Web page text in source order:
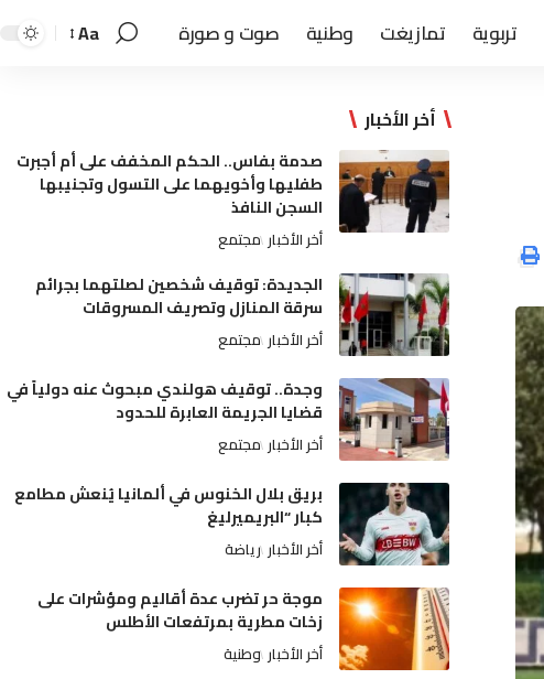
تربوية تمازيغت وطنية صوت و صورة Aa
أخر الأخبار
صدمة بفاس.. الحكم المخفف على أم أجبرت
طفليها وأخويهما على التسول وتجنيبها
السجن النافذ
أخر الأخبار مجتمع
الجديدة: توقيف شخصين لصلتهما بجرائم
سرقة المنازل وتصريف المسروقات
أخر الأخبار مجتمع
وجدة.. توقيف هولندي مبحوث عنه دولياً في
قضايا الجريمة العابرة للحدود
أخر الأخبار مجتمع
بريق بلال الخنوس في ألمانيا يُنعش مطامع
كبار “البريميرليغ
أخر الأخبار رياضة
موجة حر تضرب عدة أقاليم ومؤشرات على
زخات مطرية بمرتفعات الأطلس
أخر الأخبار وطنية